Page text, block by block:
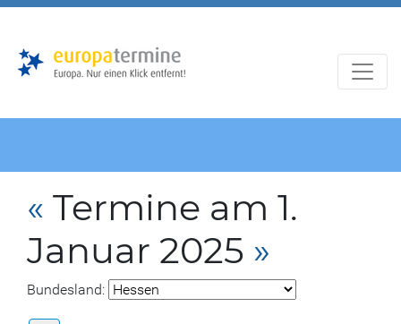
« Termine am 1.
Januar 2025 »
Bundesland: